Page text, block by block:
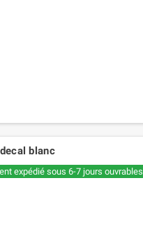
blanc
expédié sous 6-7 jours ouvrables